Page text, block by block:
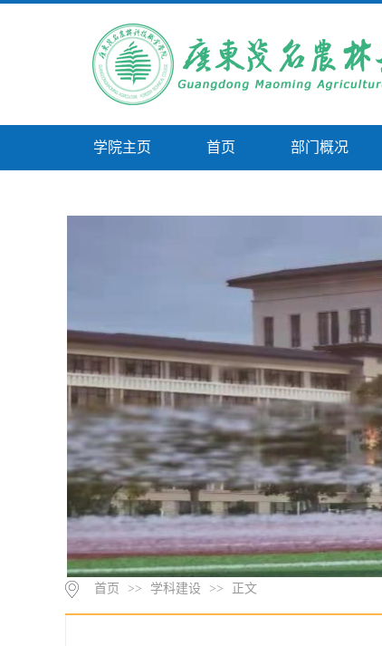
学院主页 首页 部门概况
首页 >> 学科建设 >> 正文